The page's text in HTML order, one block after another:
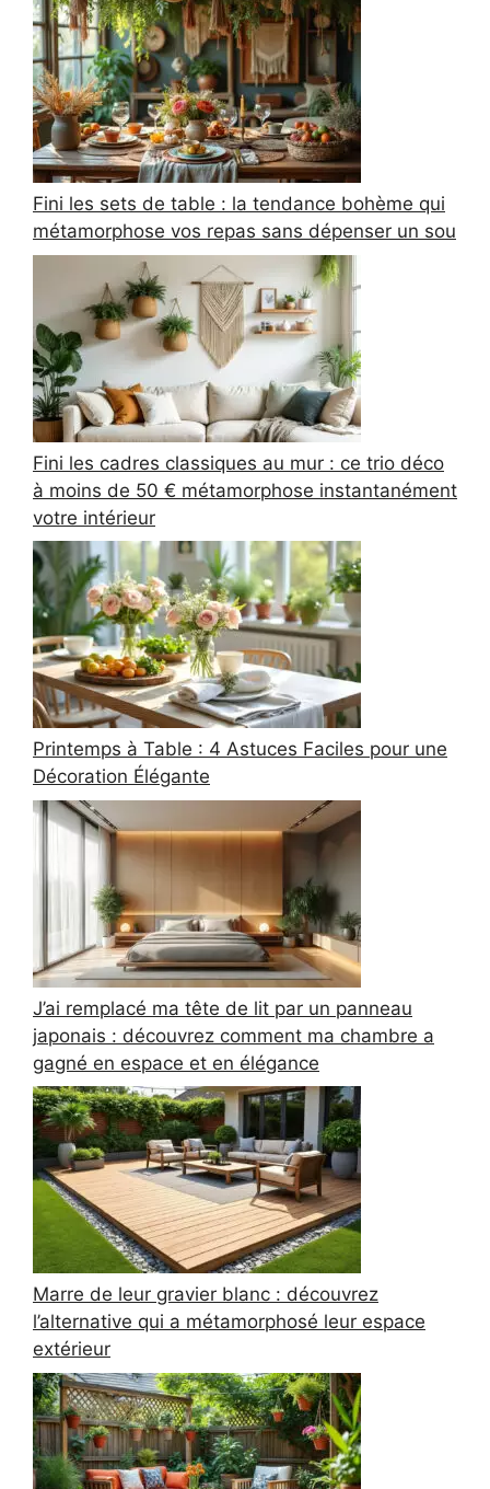
Fini les sets de table : la tendance bohème qui
métamorphose vos repas sans dépenser un sou
Fini les cadres classiques au mur : ce trio déco
à moins de 50 € métamorphose instantanément
votre intérieur
Printemps à Table : 4 Astuces Faciles pour une
Décoration Élégante
J’ai remplacé ma tête de lit par un panneau
japonais : découvrez comment ma chambre a
gagné en espace et en élégance
Marre de leur gravier blanc : découvrez
l’alternative qui a métamorphosé leur espace
extérieur